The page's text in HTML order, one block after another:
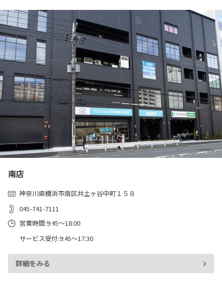
南店
神奈川県横浜市南区井土ヶ谷中町１５８
045-741-7111
営業時間:9:45～18:00
サービス受付:9:45～17:30
詳細をみる